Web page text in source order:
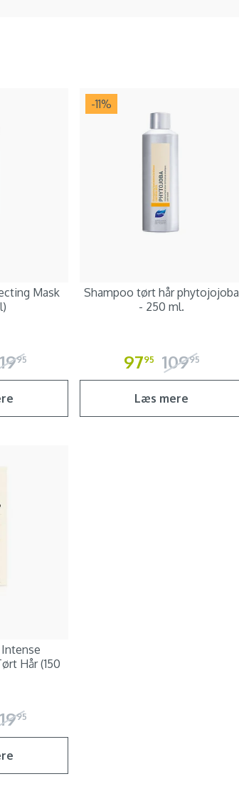
Mask
95
-11%
Shampoo tørt hår phytojojoba
- 250 ml.
9795 10995
Læs mere
Hår (150
95